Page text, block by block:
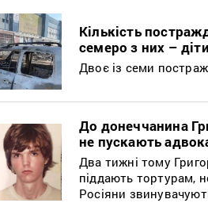
Кількість
семеро з них – діти
Двоє із семи
До донеччанина
не пускають
Два тижні тому
піддають тортурам,
Росіяни